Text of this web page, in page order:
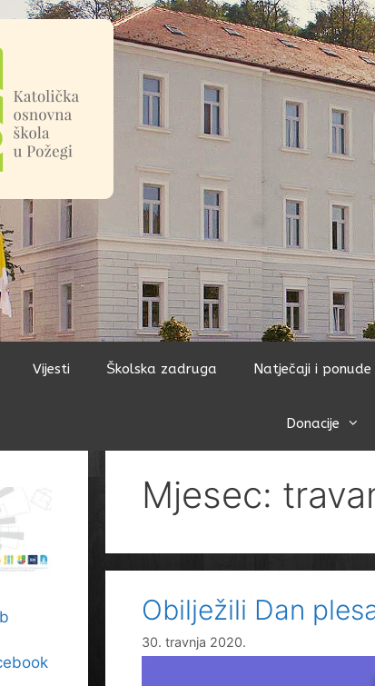
Vijesti Školska zadruga Natječaji i ponude
Donacije
Mjesec:
Obilježili Dan
30. travnja 2020.